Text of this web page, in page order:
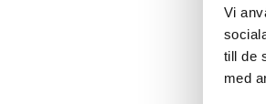
Vi
till de
med